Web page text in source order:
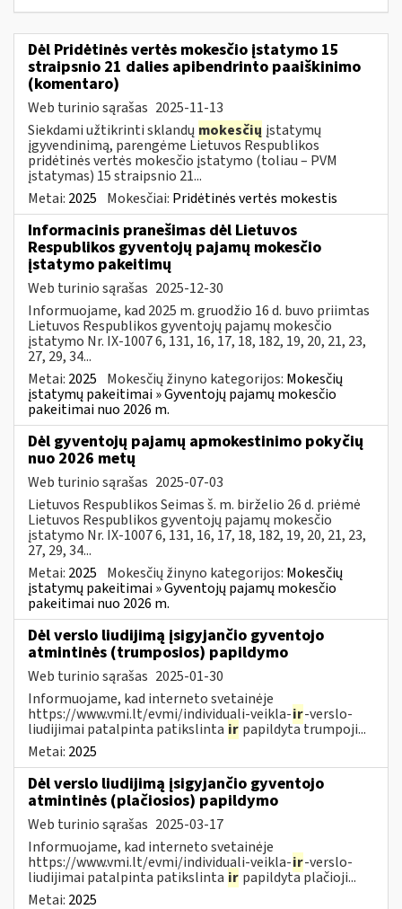
Dėl Pridėtinės vertės mokesčio įstatymo 15
straipsnio 21 dalies apibendrinto paaiškinimo
(komentaro)
Web turinio sąrašas 2025-11-13
Siekdami užtikrinti sklandų mokesčių įstatymų
įgyvendinimą, parengėme Lietuvos Respublikos
pridėtinės vertės mokesčio įstatymo (toliau – PVM
įstatymas) 15 straipsnio 21...
Metai: 2025 Mokesčiai: Pridėtinės vertės mokestis
Informacinis pranešimas dėl Lietuvos
Respublikos gyventojų pajamų mokesčio
įstatymo pakeitimų
Web turinio sąrašas 2025-12-30
Informuojame, kad 2025 m. gruodžio 16 d. buvo priimtas
Lietuvos Respublikos gyventojų pajamų mokesčio
įstatymo Nr. IX-1007 6, 131, 16, 17, 18, 182, 19, 20, 21, 23,
27, 29, 34...
Metai: 2025 Mokesčių žinyno kategorijos: Mokesčių
įstatymų pakeitimai » Gyventojų pajamų mokesčio
pakeitimai nuo 2026 m.
Dėl gyventojų pajamų apmokestinimo pokyčių
nuo 2026 metų
Web turinio sąrašas 2025-07-03
Lietuvos Respublikos Seimas š. m. birželio 26 d. priėmė
Lietuvos Respublikos gyventojų pajamų mokesčio
įstatymo Nr. IX-1007 6, 131, 16, 17, 18, 182, 19, 20, 21, 23,
27, 29, 34...
Metai: 2025 Mokesčių žinyno kategorijos: Mokesčių
įstatymų pakeitimai » Gyventojų pajamų mokesčio
pakeitimai nuo 2026 m.
Dėl verslo liudijimą įsigyjančio gyventojo
atmintinės (trumposios) papildymo
Web turinio sąrašas 2025-01-30
Informuojame, kad interneto svetainėje
https://www.vmi.lt/evmi/individuali-veikla-ir-verslo-
liudijimai patalpinta patikslinta ir papildyta trumpoji...
Metai: 2025
Dėl verslo liudijimą įsigyjančio gyventojo
atmintinės (plačiosios) papildymo
Web turinio sąrašas 2025-03-17
Informuojame, kad interneto svetainėje
https://www.vmi.lt/evmi/individuali-veikla-ir-verslo-
liudijimai patalpinta patikslinta ir papildyta plačioji...
Metai: 2025